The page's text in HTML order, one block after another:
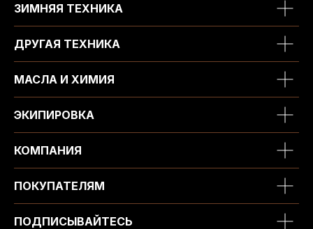
ЗИМНЯЯ ТЕХНИКА
ДРУГАЯ ТЕХНИКА
МАСЛА И ХИМИЯ
ЭКИПИРОВКА
КОМПАНИЯ
ПОКУПАТЕЛЯМ
ПОДПИСЫВАЙТЕСЬ